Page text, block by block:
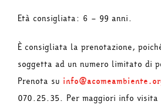
Età consigliata: 6 – 99 anni.
È consigliata la prenotazione,
soggetta ad un numero limitato di
Prenota su
070.25.35. Per maggiori info